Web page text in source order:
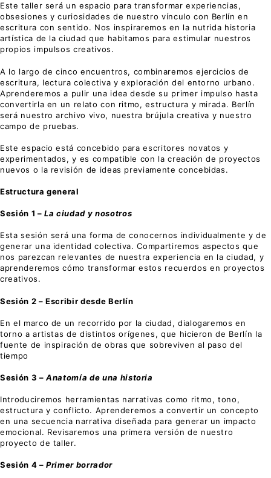
Este taller será un espacio para transformar experiencias,
obsesiones y curiosidades de nuestro vínculo con Berlín en
escritura con sentido. Nos inspiraremos en la nutrida historia
artística de la ciudad que habitamos para estimular nuestros
propios impulsos creativos.
A lo largo de cinco encuentros, combinaremos ejercicios de
escritura, lectura colectiva y exploración del entorno urbano.
Aprenderemos a pulir una idea desde su primer impulso hasta
convertirla en un relato con ritmo, estructura y mirada. Berlín
será nuestro archivo vivo, nuestra brújula creativa y nuestro
campo de pruebas.
Este espacio está concebido para escritores novatos y
experimentados, y es compatible con la creación de proyectos
nuevos o la revisión de ideas previamente concebidas.
Estructura general
Sesión 1 –La ciudad y nosotros
Esta sesión será una forma de conocernos individualmente y de
generar una identidad colectiva. Compartiremos aspectos que
nos parezcan relevantes de nuestra experiencia en la ciudad, y
aprenderemos cómo transformar estos recuerdos en proyectos
creativos.
Sesión 2 – Escribir desde Berlín
En el marco de un recorrido por la ciudad, dialogaremos en
torno a artistas de distintos orígenes, que hicieron de Berlín la
fuente de inspiración de obras que sobreviven al paso del
tiempo
Sesión 3 –Anatomía de una historia
Introduciremos herramientas narrativas como ritmo, tono,
estructura y conflicto. Aprenderemos a convertir un concepto
en una secuencia narrativa diseñada para generar un impacto
emocional. Revisaremos una primera versión de nuestro
proyecto de taller.
Sesión 4 –Primer borrador